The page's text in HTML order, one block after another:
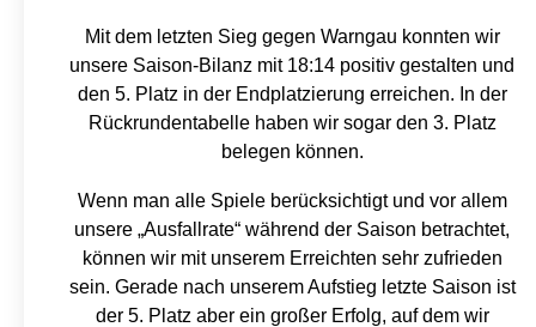
Mit dem letzten Sieg gegen Warngau konnten wir
unsere Saison-Bilanz mit 18:14 positiv gestalten und
den 5. Platz in der Endplatzierung erreichen. In der
Rückrundentabelle haben wir sogar den 3. Platz
belegen können.
Wenn man alle Spiele berücksichtigt und vor allem
unsere „Ausfallrate“ während der Saison betrachtet,
können wir mit unserem Erreichten sehr zufrieden
sein. Gerade nach unserem Aufstieg letzte Saison ist
der 5. Platz aber ein großer Erfolg, auf dem wir